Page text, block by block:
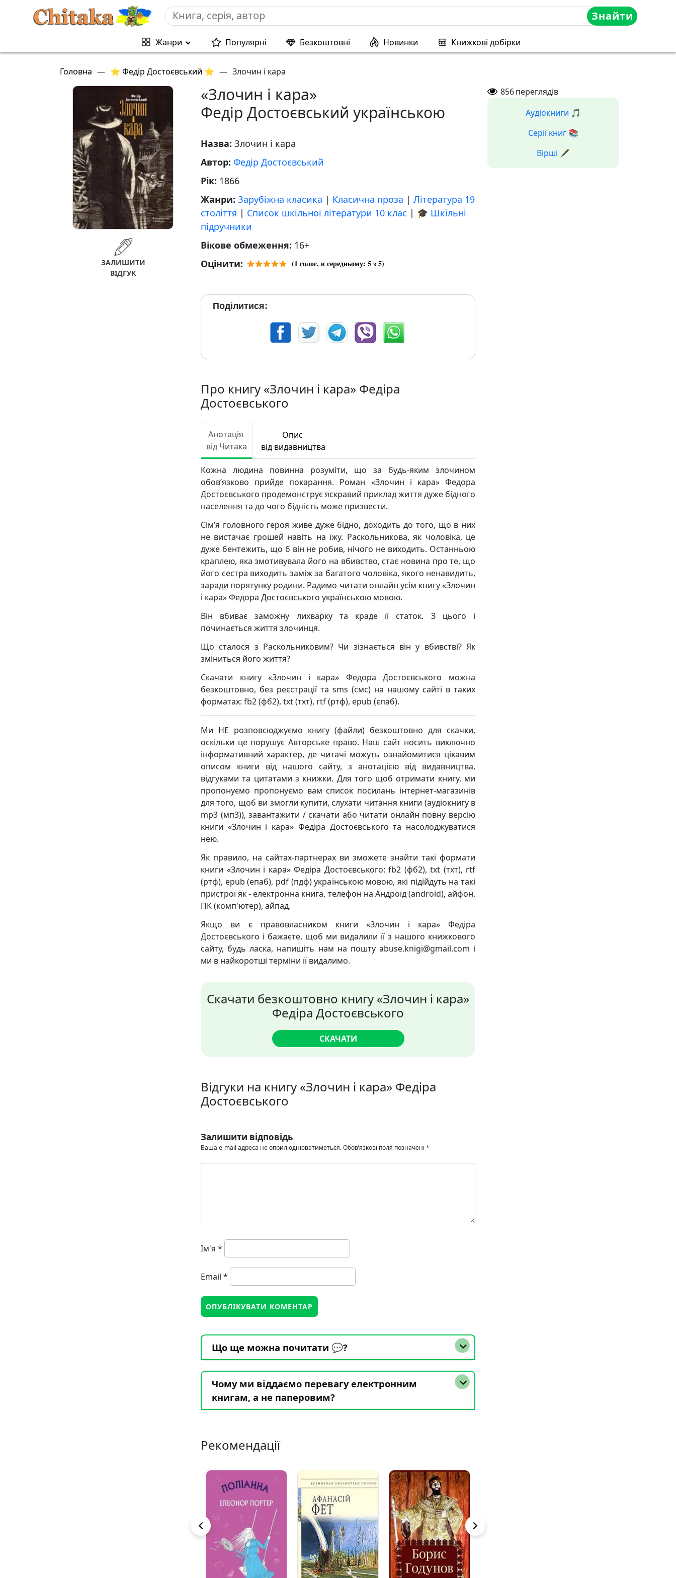
Знайти
Жанри Популярні Безкоштовні Новинки Книжкові добірки
Головна — ⭐ Федір Достоєвський ⭐ — Злочин і кара
ЗАЛИШИТИ
ВІДГУК
«Злочин і кара»
Федір Достоєвський українською
Назва: Злочин і кара
Автор: Федір Достоєвський
Рік: 1866
Жанри: Зарубіжна класика | Класична проза | Література 19
століття | Список шкільної літератури 10 клас | 🎓 Шкільні
підручники
Вікове обмеження: 16+
Оцінити:
(1 голос, в середньому: 5з 5)
Поділитися:
Про книгу «Злочин і кара» Федіра
Достоєвського
Анотація
від Читака
Опис
від видавництва
Кожна людина повинна розуміти, що за будь-яким злочином
обов’язково прийде покарання. Роман «Злочин і кара» Федора
Достоєвського продемонструє яскравий приклад життя дуже бідного
населення та до чого бідність може призвести.
Сім’я головного героя живе дуже бідно, доходить до того, що в них
не вистачає грошей навіть на їжу. Раскольникова, як чоловіка, це
дуже бентежить, що б він не робив, нічого не виходить. Останньою
краплею, яка змотивувала його на вбивство, стає новина про те, що
його сестра виходить заміж за багатого чоловіка, якого ненавидить,
заради порятунку родини. Радимо читати онлайн усім книгу «Злочин
і кара» Федора Достоєвського українською мовою.
Він вбиває заможну лихварку та краде її статок. З цього і
починається життя злочинця.
Що сталося з Раскольниковим? Чи зізнається він у вбивстві? Як
зміниться його життя?
Скачати книгу «Злочин і кара» Федора Достоєвського можна
безкоштовно, без реєстрації та sms (смс) на нашому сайті в таких
форматах: fb2 (фб2), txt (тхт), rtf (ртф), epub (єпаб).
Ми НЕ розповсюджуємо книгу (файли) безкоштовно для скачки,
оскільки це порушує Авторське право. Наш сайт носить виключно
інформативний характер, де читачі можуть ознайомитися цікавим
описом книги від нашого сайту, з анотацією від видавництва,
відгуками та цитатами з книжки. Для того щоб отримати книгу, ми
пропонуємо пропонуємо вам список посилань інтернет-магазинів
для того, щоб ви змогли купити, слухати читання книги (аудіокнигу в
mp3 (мп3)), завантажити / скачати або читати онлайн повну версію
книги «Злочин і кара» Федіра Достоєвського та насолоджуватися
нею.
Як правило, на сайтах-партнерах ви зможете знайти такі формати
книги «Злочин і кара» Федіра Достоєвського: fb2 (фб2), txt (тхт), rtf
(ртф), epub (епаб), pdf (пдф) українською мовою, які підійдуть на такі
пристрої як - електронна книга, телефон на Андроїд (android), айфон,
ПК (комп'ютер), айпад.
Якщо ви є правовласником книги «Злочин і кара» Федіра
Достоєвського і бажаєте, щоб ми видалили її з нашого книжкового
сайту, будь ласка, напишіть нам на пошту abuse.knigi@gmail.com і
ми в найкоротші терміни її видалимо.
Скачати безкоштовно книгу «Злочин і кара»
Федіра Достоєвського
СКАЧАТИ
Відгуки на книгу «Злочин і кара» Федіра
Достоєвського
Залишити відповідь
Ваша e-mail адреса не оприлюднюватиметься.Обов’язкові поля позначені *
Ім'я *
Email *
Що ще можна почитати 💬?
Чому ми віддаємо перевагу електронним
книгам, а не паперовим?
Рекомендації
856переглядів
Аудіокниги 🎵
Серії книг 📚
Вірші 🖋️